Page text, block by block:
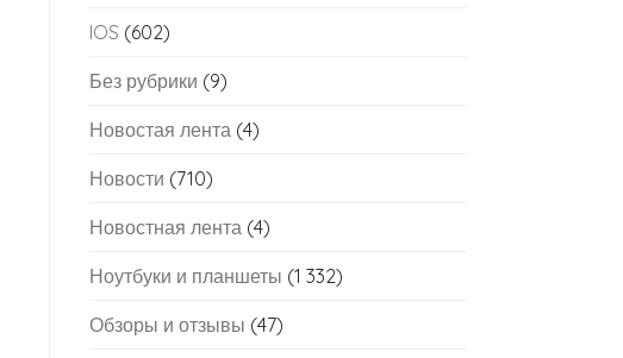
IOS (602)
Без рубрики (9)
Новостая лента (4)
Новости (710)
Новостная лента (4)
Ноутбуки и планшеты (1 332)
Обзоры и отзывы (47)